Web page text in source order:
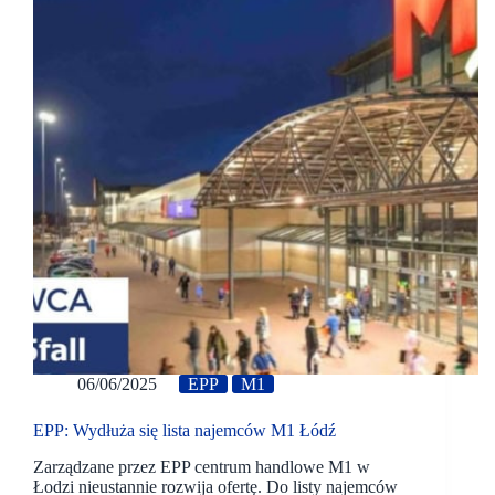
06/06/2025 EPP M1
EPP: Wydłuża się lista najemców M1 Łódź
Zarządzane przez EPP centrum handlowe M1 w
Łodzi nieustannie rozwija ofertę. Do listy najemców